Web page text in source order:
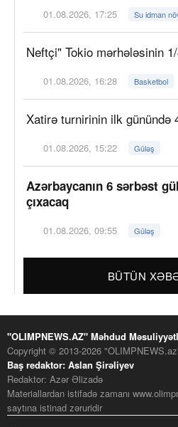
01.08.2026, 17:25 Su idman
Neftçi" Tokio mərhələsinin
01.08.2026, 16:28 Basketbol
Xatirə turnirinin ilk günündə
01.08.2026, 15:22 Güləş
Azərbaycanın 6 sərbəst
çıxacaq
01.08.2026, 09:55 Güləş
BÜTÜN
"OLIMPNEWS.AZ" Məhdud
Copyright © 2013-2026
Baş redaktor: Aslan Şirəliyev
Redaktor: Azər Əlizadə
Materiallardan istifadə zamanı
saytına istinad zəruridir